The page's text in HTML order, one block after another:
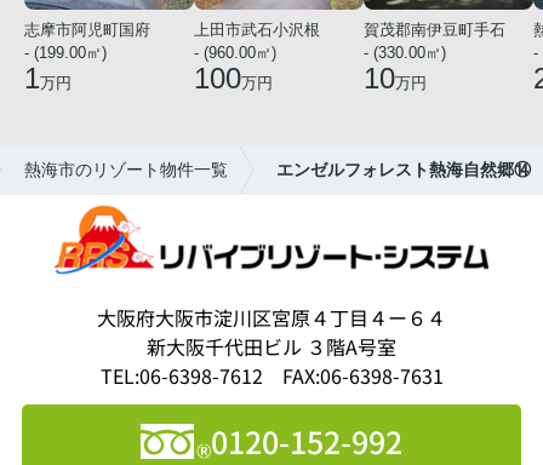
志摩市阿児町国府
- (199.00㎡)
1万円
上田市武石小沢根
- (960.00㎡)
100万円
賀茂郡南伊豆町手石
- (330.00㎡)
10万円
-
熱海市のリゾート物件一覧 エンゼルフォレスト熱海自然郷⑭
大阪府大阪市淀川区宮原４丁目４ー６４
新大阪千代田ビル ３階A号室
TEL:06-6398-7612 FAX:06-6398-7631
0120-152-992